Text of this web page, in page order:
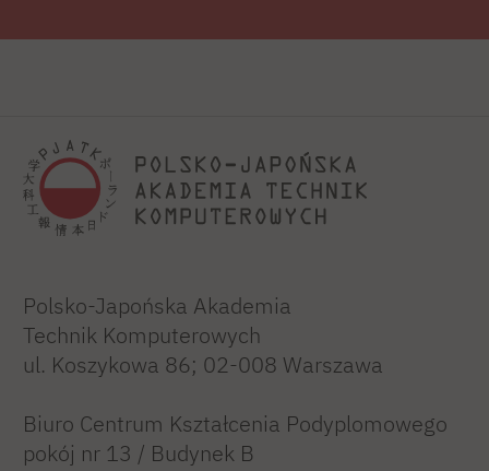
Polsko-Japońska Akademia
Technik Komputerowych
ul. Koszykowa 86; 02-008 Warszawa
Biuro Centrum Kształcenia Podyplomowego
pokój nr 13 / Budynek B